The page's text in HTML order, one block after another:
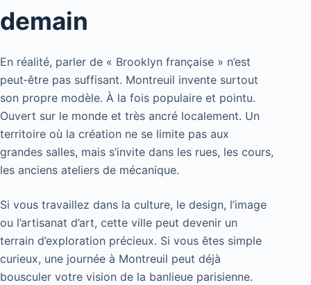
demain
En réalité, parler de « Brooklyn française » n’est
peut‑être pas suffisant. Montreuil invente surtout
son propre modèle. À la fois populaire et pointu.
Ouvert sur le monde et très ancré localement. Un
territoire où la création ne se limite pas aux
grandes salles, mais s’invite dans les rues, les cours,
les anciens ateliers de mécanique.
Si vous travaillez dans la culture, le design, l’image
ou l’artisanat d’art, cette ville peut devenir un
terrain d’exploration précieux. Si vous êtes simple
curieux, une journée à Montreuil peut déjà
bousculer votre vision de la banlieue parisienne.